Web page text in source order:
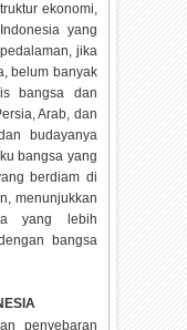
ekonomi,
yang
jika
belum banyak
bangsa dan
Arab, dan
budayanya
bangsa yang
berdiam di
menunjukkan
yang lebih
bangsa
penyebaran